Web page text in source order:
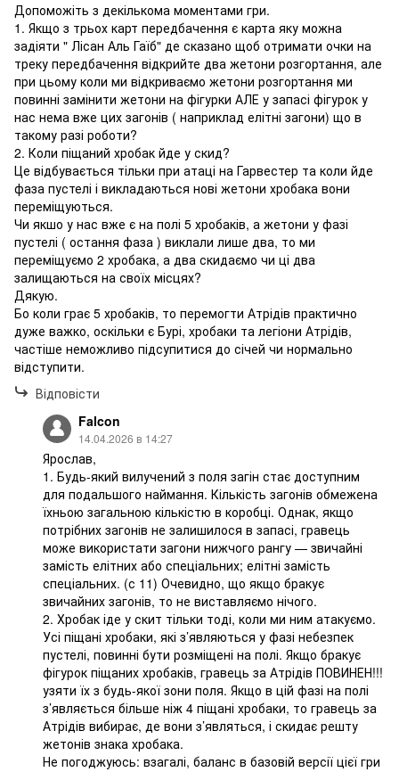
Допоможіть з декількома моментами гри.
1. Якщо з трьох карт передбачення є карта яку можна
задіяти " Лісан Аль Гаїб" де сказано щоб отримати очки на
треку передбачення відкрийте два жетони розгортання, але
при цьому коли ми відкриваємо жетони розгортання ми
повинні замінити жетони на фігурки АЛЕ у запасі фігурок у
нас нема вже цих загонів ( наприклад елітні загони) що в
такому разі роботи?
2. Коли піщаний хробак йде у скид?
Це відбувається тільки при атаці на Гарвестер та коли йде
фаза пустелі і викладаються нові жетони хробака вони
переміщуються.
Чи якшо у нас вже є на полі 5 хробаків, а жетони у фазі
пустелі ( остання фаза ) виклали лише два, то ми
переміщуємо 2 хробака, а два скидаємо чи ці два
залищаються на своїх місцях?
Дякую.
Бо коли грає 5 хробаків, то перемогти Атрідів практично
дуже важко, оскільки є Бурі, хробаки та легіони Атрідів,
частіше неможливо підсупитися до січей чи нормально
відступити.
Відповісти
Falcon
14.04.2026 в 14:27
Ярослав,
1. Будь-який вилучений з поля загін стає доступним
для подальшого наймання. Кількість загонів обмежена
їхньою загальною кількістю в коробці. Однак, якщо
потрібних загонів не залишилося в запасі, гравець
може використати загони нижчого рангу — звичайні
замість елітних або спеціальних; елітні замість
спеціальних. (с 11) Очевидно, що якщо бракує
звичайних загонів, то не виставляємо нічого.
2. Хробак іде у скит тільки тоді, коли ми ним атакуємо.
Усі піщані хробаки, які з’являються у фазі небезпек
пустелі, повинні бути розміщені на полі. Якщо бракує
фігурок піщаних хробаків, гравець за Атрідів ПОВИНЕН!!!
узяти їх з будь-якої зони поля. Якщо в цій фазі на полі
з’являється більше ніж 4 піщані хробаки, то гравець за
Атрідів вибирає, де вони з’являться, і скидає решту
жетонів знака хробака.
Не погоджуюсь: взагалі, баланс в базовій версії цієї гри